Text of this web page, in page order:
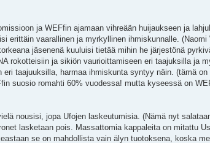
ja WEFfin ajamaan vihreään huijaukseen ja
erittäin vaarallinen ja myrkyllinen ihmiskunnalle.
jäsenenä kuuluisi tietää mihin he järjestönä
rokotteisiin ja sikiön vaurioittamiseen eri taajuksilla ja
eri taajuuksilla, harmaa ihmiskunta syntyy näin. (tämä
suosio romahti 60% vuodessa! mutta kyseessä on
nousisi, jopa Ufojen laskeutumisia. (Nämä nyt
lasketaan pois. Massattomia kappaleita on mitattu
se on mahdollista vain älyn tuotoksena, koska